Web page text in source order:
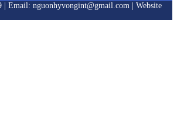
Email: nguonhyvongint@gmail.com | Website